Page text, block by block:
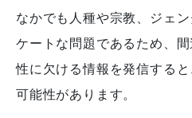
なかでも人種や宗教、ジェ
ケートな問題であるため、
性に欠ける情報を発信する
可能性があります。